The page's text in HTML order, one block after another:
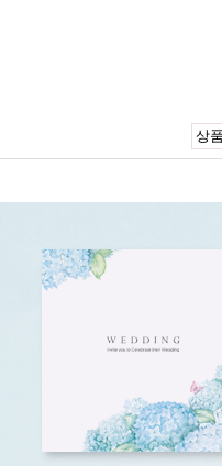
카드 르블랑